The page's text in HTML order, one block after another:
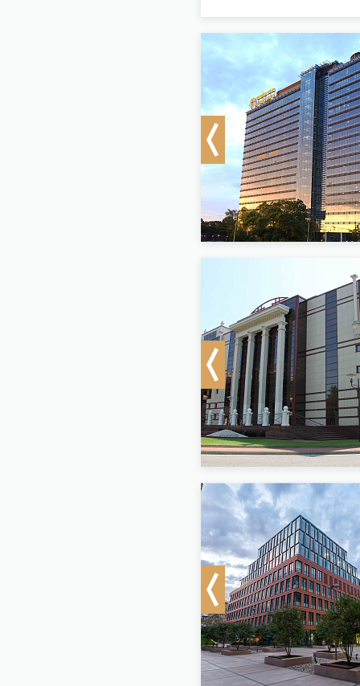
Previous
Previous
Previous